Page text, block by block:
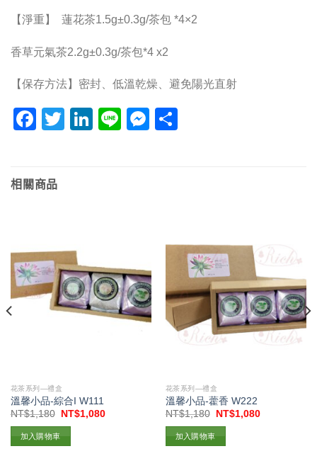
【淨重】 蓮花茶1.5g±0.3g/茶包 *4×2
香草元氣茶2.2g±0.3g/茶包*4 x2
【保存方法】密封、低溫乾燥、避免陽光直射
Facebook
Twitter
LinkedIn
LineMessenger
相關商品
花茶系列—禮盒
溫馨小品-綜合I W111
NT$1,180
原
格：
NT$1,080目
加入購物車
花茶系列—禮盒
溫馨小品-藿香 W222
NT$1,180
原
格：
NT$1,080目
加入購物車